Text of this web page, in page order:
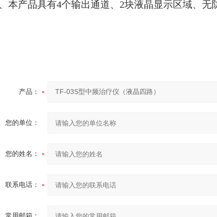
本产品具有4个输出通道、2块液晶显示区域、无
产品：
您的单位：
您的姓名：
联系电话：